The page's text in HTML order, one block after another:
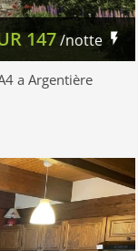
147/notte
a Argentière